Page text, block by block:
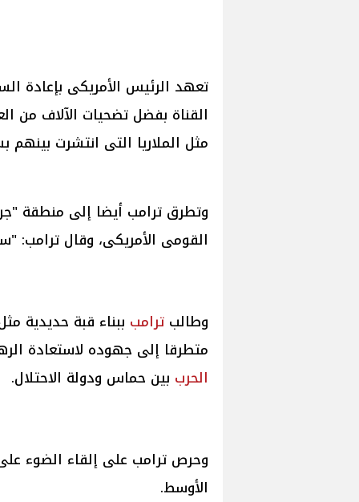
تعهد الرئيس الأمريكى بإعادة
القناة بفضل تضحيات الآلاف من
مثل الملاريا التى انتشرت
وتطرق ترامب أيضا إلى منطقة
القومى الأمريكى، وقال ترامب:
وطالب ترامب ببناء قبة حديدية
متطرقا إلى جهوده لاستعادة
الحرب بين حماس ودولة الاحتلال.
وحرص ترامب على إلقاء الضوء
الأوسط.